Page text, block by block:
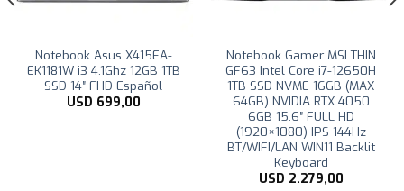
Notebook Asus X415EA-
EK1181W i3 4.1Ghz 12GB 1TB
SSD 14″ FHD Español
USD 699,00
Notebook Gamer MSI THIN
GF63 Intel Core i7-12650H
1TB SSD NVME 16GB (MAX
64GB) NVIDIA RTX 4050
6GB 15.6″ FULL HD
(1920×1080) IPS 144Hz
BT/WIFI/LAN WIN11 Backlit
Keyboard
USD 2.279,00